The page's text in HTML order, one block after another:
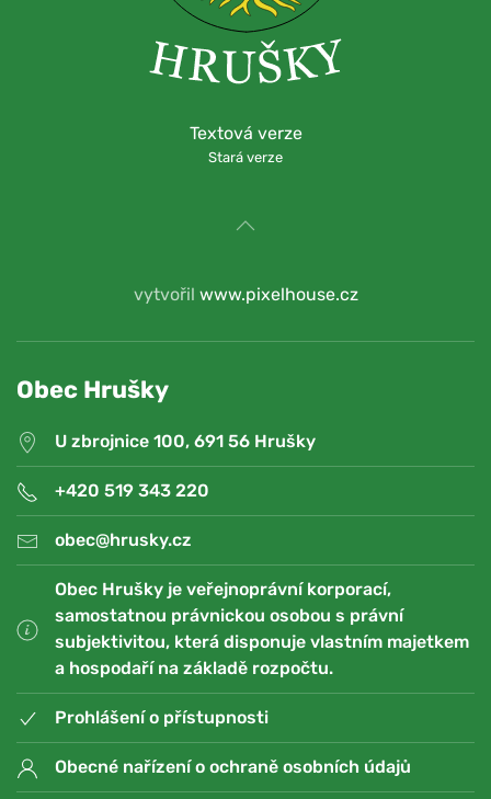
Textová verze
Stará verze
vytvořil www.pixelhouse.cz
Obec Hrušky
U zbrojnice 100, 691 56 Hrušky
+420 519 343 220
obec@hrusky.cz
Obec Hrušky je veřejnoprávní korporací,
samostatnou právnickou osobou s právní
subjektivitou, která disponuje vlastním majetkem
a hospodaří na základě rozpočtu.
Prohlášení o přístupnosti
Obecné nařízení o ochraně osobních údajů